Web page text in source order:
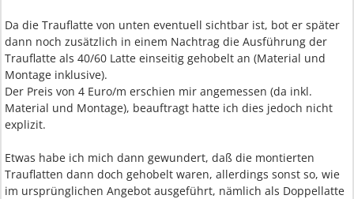
Da die Trauflatte von unten eventuell sichtbar ist, bot er später
dann noch zusätzlich in einem Nachtrag die Ausführung der
Trauflatte als 40/60 Latte einseitig gehobelt an (Material und
Montage inklusive).
Der Preis von 4 Euro/m erschien mir angemessen (da inkl.
Material und Montage), beauftragt hatte ich dies jedoch nicht
explizit.
Etwas habe ich mich dann gewundert, daß die montierten
Trauflatten dann doch gehobelt waren, allerdings sonst so, wie
im ursprünglichen Angebot ausgeführt, nämlich als Doppellatte